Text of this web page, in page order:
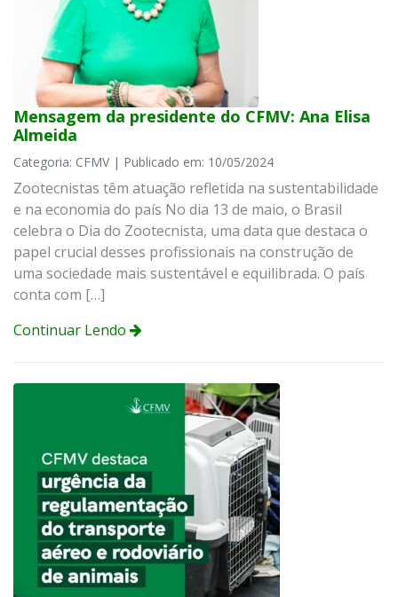
Mensagem da presidente do CFMV: Ana Elisa
Almeida
Categoria: CFMV | Publicado em: 10/05/2024
Zootecnistas têm atuação refletida na sustentabilidade
e na economia do país No dia 13 de maio, o Brasil
celebra o Dia do Zootecnista, uma data que destaca o
papel crucial desses profissionais na construção de
uma sociedade mais sustentável e equilibrada. O país
conta com […]
Continuar Lendo